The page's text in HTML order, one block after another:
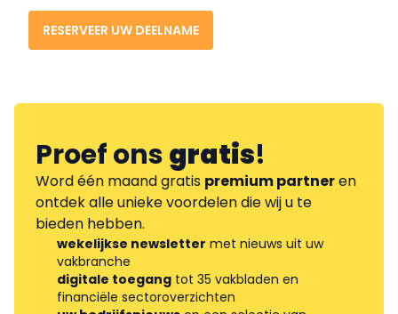
RESERVEER UW DEELNAME
Proef onsgratis!
Word één maand gratis premium partneren
ontdek alle unieke voordelen die wij u te
bieden hebben.
wekelijkse newsletter met nieuws uit uw
vakbranche
digitale toegang tot 35 vakbladen en
financiële sectoroverzichten